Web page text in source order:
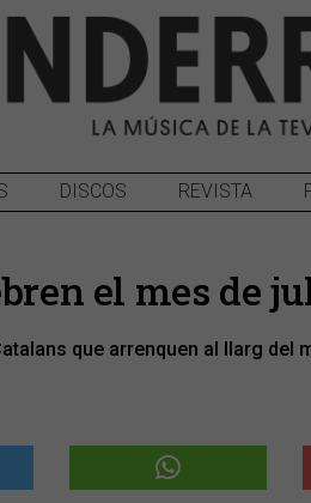
DISCOS REVISTA
el mes de
que arrenquen al llarg del